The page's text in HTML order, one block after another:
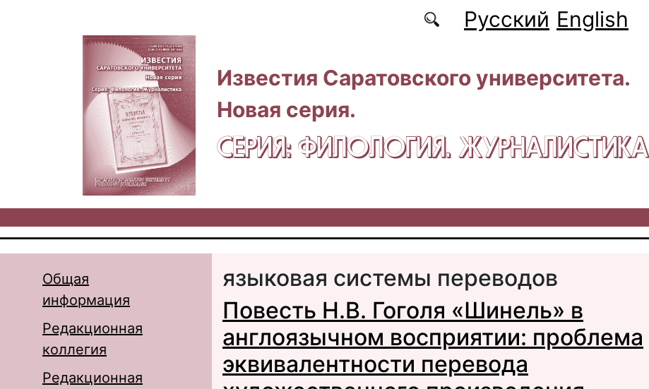
Русский English
Известия Саратовского университета.
Новая серия.
СЕРИЯ: ФИЛОЛОГИЯ. ЖУРНАЛИСТИКА
Общая
информация
Редакционная
коллегия
Редакционная
языковая системы переводов
Повесть Н.В. Гоголя «Шинель» в
англоязычном восприятии: проблема
эквивалентности перевода